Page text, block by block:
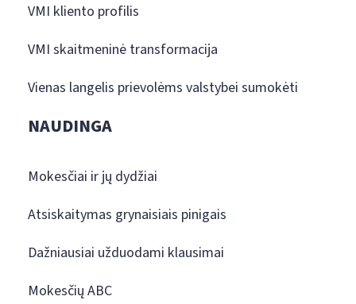
VMI kliento profilis
VMI skaitmeninė transformacija
Vienas langelis prievolėms valstybei sumokėti
NAUDINGA
Mokesčiai ir jų dydžiai
Atsiskaitymas grynaisiais pinigais
Dažniausiai užduodami klausimai
Mokesčių ABC